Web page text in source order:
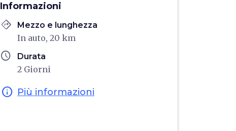
Informazioni
directions Mezzo e lunghezza
In auto, 20 km
schedule Durata
2 Giorni
info Più informazioni